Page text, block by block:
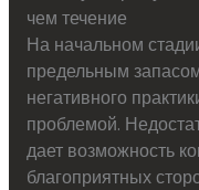
чем течение
На начальном
предельным
негативного
проблемой.
дает возможность
благоприятных